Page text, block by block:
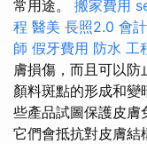
常用途。 搬家費用
程 醫美 長照2.0 會
師 假牙費用 防水 工
膚損傷，而且可以防
顏料斑點的形成和變
些產品試圖保護皮膚
它們會抵抗對皮膚結